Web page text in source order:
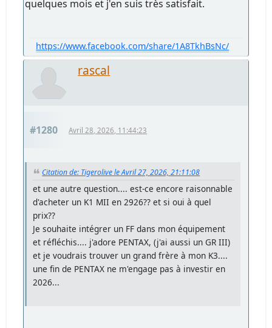
quelques mois et j'en suis très satisfait.
https://www.facebook.com/share/1A8TkhBsNc/
rascal
#1280 Avril 28, 2026, 11:44:23
Citation de: Tigerolive le Avril 27, 2026, 21:11:08
et une autre question.... est-ce encore raisonnable
d'acheter un K1 MII en 2926?? et si oui à quel
prix??
Je souhaite intégrer un FF dans mon équipement
et réfléchis.... j'adore PENTAX, (j'ai aussi un GR III)
et je voudrais trouver un grand frère à mon K3....
une fin de PENTAX ne m'engage pas à investir en
2026...